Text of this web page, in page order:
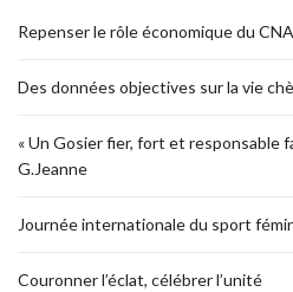
Repenser le rôle économique du
Des données objectives sur la vie
« Un Gosier fier, fort et responsable
G.Jeanne
Journée internationale du sport
Couronner l’éclat, célébrer l’unité